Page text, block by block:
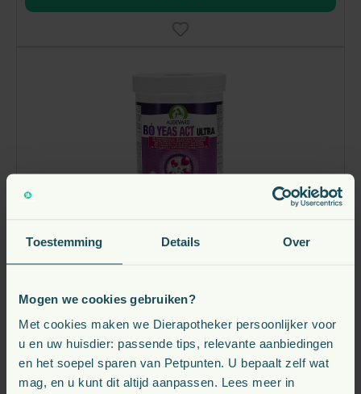
Toestemming Details Over
Mogen we cookies gebruiken?
Met cookies maken we Dierapotheker persoonlijker voor
u en uw huisdier: passende tips, relevante aanbiedingen
en het soepel sparen van Petpunten. U bepaalt zelf wat
mag, en u kunt dit altijd aanpassen. Lees meer in
Audevard Bo Yeas Act Ultra Prebiotica Paard
vanaf
€58,75
Verwachte leverdatum: 10-08-2026